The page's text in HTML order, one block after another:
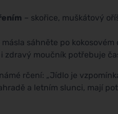
– skořice, muškátový
másla sáhněte po
i zdravý moučník potřebuje
rčení: „Jídlo je
a letním slunci, mají